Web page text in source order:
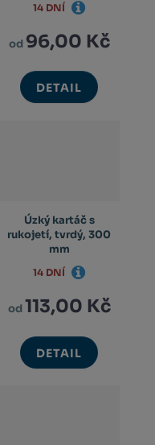
od 96,00 Kč
DETAIL
14 DNÍ
Úzký kartáč s
rukojetí, tvrdý, 300
mm
od113,00 Kč
DETAIL
14 DNÍ